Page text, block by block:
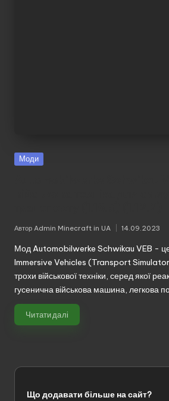
Моди
Опубліковано
Автор Admin Minecraft in UA 14.09.2023
Мод Automobilwerke Schwikau VEB -
Immersive Vehicles (Transport
трохи військової техніки, серед якої
гусенична військова машина, легкова
Читати далі
Що додавати більше на сайт?